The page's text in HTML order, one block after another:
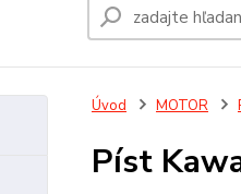
Úvod MOTOR
Píst